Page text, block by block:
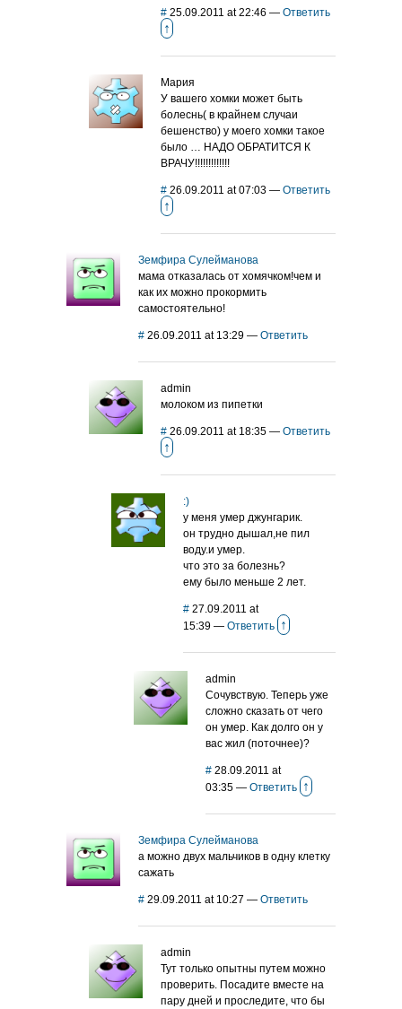
# 25.09.2011 at 22:46 — Ответить
↑
Мария
У вашего хомки может быть
болеснь( в крайнем случаи
бешенство) у моего хомки такое
было … НАДО ОБРАТИТСЯ К
ВРАЧУ!!!!!!!!!!!!!
# 26.09.2011 at 07:03 — Ответить
↑
Земфира Сулейманова
мама отказалась от хомячком!чем и
как их можно прокормить
самостоятельно!
# 26.09.2011 at 13:29 — Ответить
admin
молоком из пипетки
# 26.09.2011 at 18:35 — Ответить
↑
:)
у меня умер джунгарик.
он трудно дышал,не пил
воду.и умер.
что это за болезнь?
ему было меньше 2 лет.
# 27.09.2011 at
15:39 — Ответить ↑
admin
Сочувствую. Теперь уже
сложно сказать от чего
он умер. Как долго он у
вас жил (поточнее)?
# 28.09.2011 at
03:35 — Ответить ↑
Земфира Сулейманова
а можно двух мальчиков в одну клетку
сажать
# 29.09.2011 at 10:27 — Ответить
admin
Тут только опытны путем можно
проверить. Посадите вместе на
пару дней и проследите, что бы